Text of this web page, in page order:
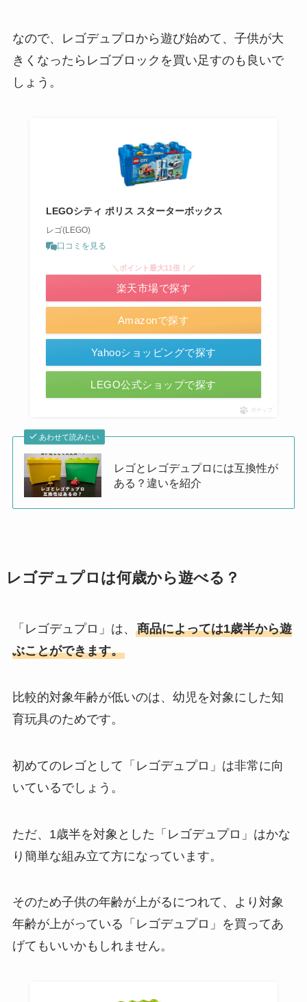
なので、レゴデュプロから遊び始めて、子供が大
きくなったらレゴブロックを買い足すのも良いで
しょう。
LEGOシティ ポリス スターターボックス
レゴ(LEGO)
口コミを見る
Amazonで探す
＼ポイント最大11倍！／
楽天市場で探す
Yahooショッピングで探す
LEGO公式ショップで探す
ポチップ
あわせて読みたい
レゴとレゴデュプロには互換性が
ある？違いを紹介
レゴデュプロは何歳から遊べる？
「レゴデュプロ」は、 商品によっては1歳半から遊
ぶことができます。
比較的対象年齢が低いのは、幼児を対象にした知
育玩具のためです。
初めてのレゴとして「レゴデュプロ」は非常に向
いているでしょう。
ただ、1歳半を対象とした「レゴデュプロ」はかな
り簡単な組み立て方になっています。
そのため子供の年齢が上がるにつれて、より対象
年齢が上がっている「レゴデュプロ」を買ってあ
げてもいいかもしれません。